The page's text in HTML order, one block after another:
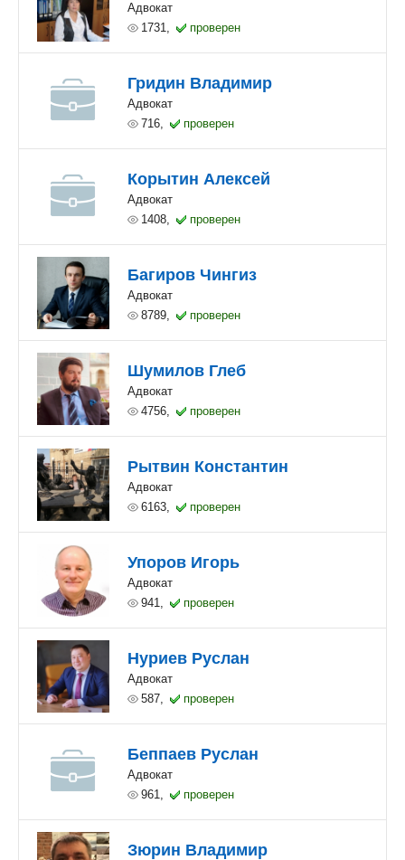
Адвокат
1731,
проверен
Гридин Владимир
Адвокат
716,
проверен
Корытин Алексей
Адвокат
1408,
проверен
Багиров Чингиз
Адвокат
8789,
проверен
Шумилов Глеб
Адвокат
4756,
проверен
Рытвин Константин
Адвокат
6163,
проверен
Упоров Игорь
Адвокат
941,
проверен
Нуриев Руслан
Адвокат
587,
проверен
Беппаев Руслан
Адвокат
961,
проверен
Зюрин Владимир